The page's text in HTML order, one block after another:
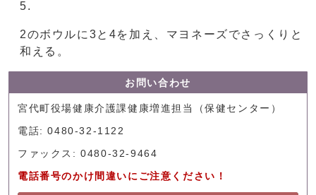
2のボウルに3と4を加え、マヨネーズでさっくりと
和える。
お問い合わせ
宮代町役場健康介護課健康増進担当（保健センター）
電話: 0480-32-1122
ファックス: 0480-32-9464
電話番号のかけ間違いにご注意ください！